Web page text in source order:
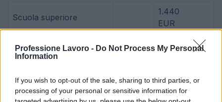
Professione Lavoro - Do Not Process My Personal
Information
If you wish to opt-out of the sale, sharing to third parties, or
processing of your personal or sensitive information for
Scuola superiore
1.440
EUR
Certificato o Diploma + 93% 2.780 EUR
valore precedente